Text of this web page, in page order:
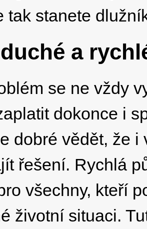
tak stanete
a
se ne vždy
dokonce i
dobré vědět, že
řešení. Rychlá
všechny, kteří
životní situaci.